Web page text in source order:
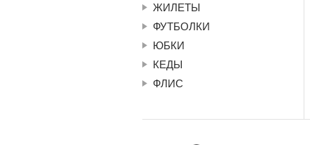
ЖИЛЕТЫ
ФУТБОЛКИ
ЮБКИ
КЕДЫ
ФЛИС